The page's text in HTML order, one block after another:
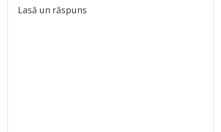
Lasă un răspuns